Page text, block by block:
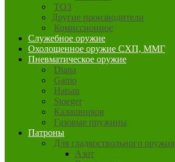
ТОЗ
Другие производители
Комиссионное
Служебное оружие
Охолощенное оружие СХП, ММГ
Пневматическое оружие
Diana
Gamo
Hatsan
Stoeger
Калашников
Газовые пружины
Патроны
Для гладкоствольного оружия
Азот